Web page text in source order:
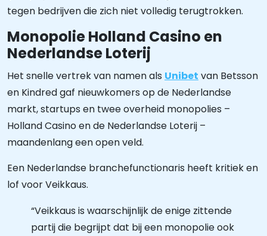
tegen bedrijven die zich niet volledig terugtrokken.
Monopolie Holland Casino en
Nederlandse Loterij
Het snelle vertrek van namen als Unibet van Betsson
en Kindred gaf nieuwkomers op de Nederlandse
markt, startups en twee overheid monopolies –
Holland Casino en de Nederlandse Loterij –
maandenlang een open veld.
Een Nederlandse branchefunctionaris heeft kritiek en
lof voor Veikkaus.
“Veikkaus is waarschijnlijk de enige zittende
partij die begrijpt dat bij een monopolie ook